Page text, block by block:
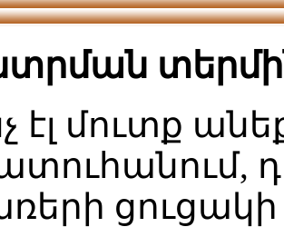
էլ մուտք
ցուցակի